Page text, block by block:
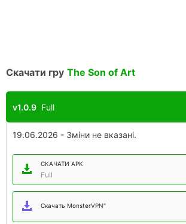
Скачати гру The Son of Art
v1.0.9 Full
19.06.2026 - Зміни не вказані.
СКАЧАТИ APK
Full
Скачать MonsterVPN"